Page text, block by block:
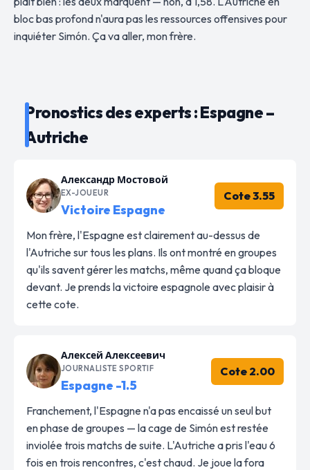
bloc bas profond n'aura pas les ressources offensives pour
inquiéter Simón. Ça va aller, mon frère.
Pronostics des experts : Espagne –
Autriche
Александр Мостовой
EX-JOUEUR
Victoire Espagne
Cote 3.55
Mon frère, l'Espagne est clairement au-dessus de
l'Autriche sur tous les plans. Ils ont montré en groupes
qu'ils savent gérer les matchs, même quand ça bloque
devant. Je prends la victoire espagnole avec plaisir à
cette cote.
Алексей Алексеевич
JOURNALISTE SPORTIF
Espagne -1.5
Cote 2.00
Franchement, l'Espagne n'a pas encaissé un seul but
en phase de groupes — la cage de Simón est restée
inviolée trois matchs de suite. L'Autriche a pris l'eau 6
fois en trois rencontres, c'est chaud. Je joue la fora